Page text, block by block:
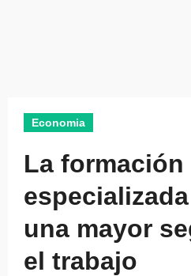
Economia
La formación
una mayor
el trabajo